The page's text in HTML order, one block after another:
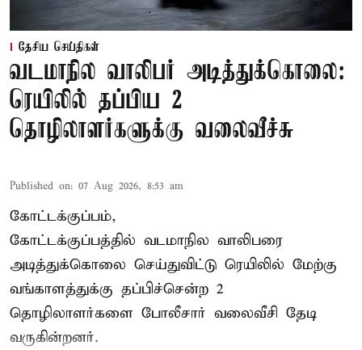
தேசிய செய்திகள்
வடமாநில வாலிபர் அடித்துக்கொலை:
ரெயிலில் தப்பிய 2
தொழிலாளர்களுக்கு வலைவீச்சு
Published on: 07 Aug 2026, 8:53 am
கோட்டக்குப்பம்,
கோட்டக்குப்பத்தில் வடமாநில வாலிபரை
அடித்துக்கொலை செய்துவிட்டு ரெயிலில் மேற்கு
வங்காளத்துக்கு தப்பிச்சென்ற 2
தொழிலாளர்களை போலீசார் வலைவீசி தேடி
வருகின்றனர்.